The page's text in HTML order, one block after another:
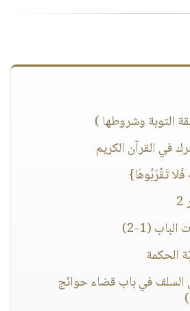
التوبة وشروطها )
في القرآن الكريم
تَقْرَبُوهَا}
(1-2)
الحكمة
في باب قضاء حوائج